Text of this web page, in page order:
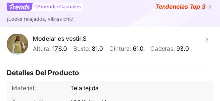
#AtuendosCasuales Tendencias Top 3
¡Looks relajados, vibras chic!
Modelar es vestir:S
Altura: 176.0 Busto:81.0 Cintura: 61.0 Caderas: 93.0
Detalles Del Producto
Material:
Tela tejida
1.6M Seguidores